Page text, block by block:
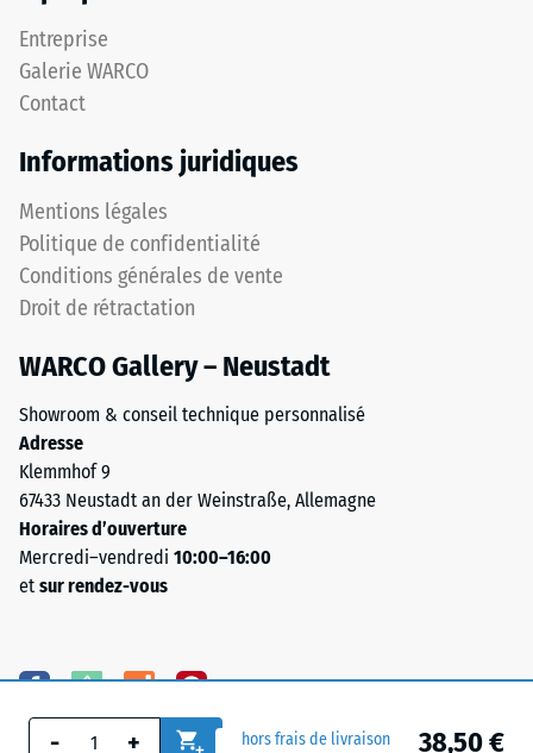
38,50 €
hors frais de livraison
- +
Entreprise
Galerie WARCO
Contact
Informations juridiques
Mentions légales
Politique de confidentialité
Conditions générales de vente
Droit de rétractation
WARCO Gallery – Neustadt
Showroom & conseil technique personnalisé
Adresse
Klemmhof 9
67433 Neustadt an der Weinstraße, Allemagne
Horaires d’ouverture
Mercredi–vendredi 10:00–16:00
et sur rendez-vous